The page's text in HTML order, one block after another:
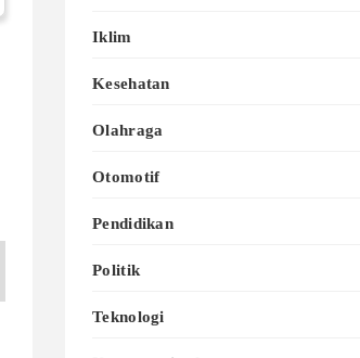
Iklim
Kesehatan
Olahraga
Otomotif
Pendidikan
Politik
Teknologi